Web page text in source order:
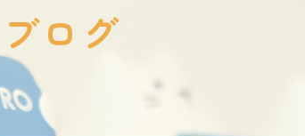
ブログ